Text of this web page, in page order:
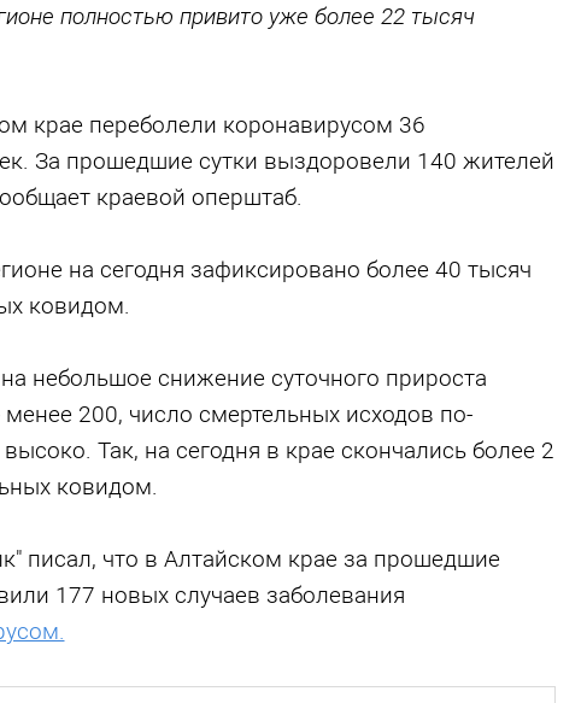
полностью привито уже более 22 тысяч
крае переболели коронавирусом 36
За прошедшие сутки выздоровели 140 жителей
краевой оперштаб.
на сегодня зафиксировано более 40 тысяч
ковидом.
небольшое снижение суточного прироста
200, число смертельных исходов по-
Так, на сегодня в крае скончались более 2
ковидом.
писал, что в Алтайском крае за прошедшие
177 новых случаев заболевания